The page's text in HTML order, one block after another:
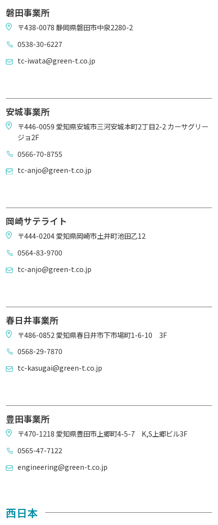
磐田事業所
〒438-0078 静岡県磐田市中泉2280-2
0538-30-6227
tc-iwata@green-t.co.jp
安城事業所
〒446-0059 愛知県安城市三河安城本町2丁目2-2 カーサグリー
ジョ2F
0566-70-8755
tc-anjo@green-t.co.jp
岡崎サテライト
〒444-0204 愛知県岡崎市土井町池田乙12
0564-83-9700
tc-anjo@green-t.co.jp
春日井事業所
〒486-0852 愛知県春日井市下市場町1-6-10 3F
0568-29-7870
tc-kasugai@green-t.co.jp
豊田事業所
〒470-1218 愛知県豊田市上郷町4-5-7 K,S上郷ビル3F
0565-47-7122
engineering@green-t.co.jp
西日本